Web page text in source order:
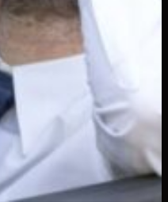
diga
trânsito